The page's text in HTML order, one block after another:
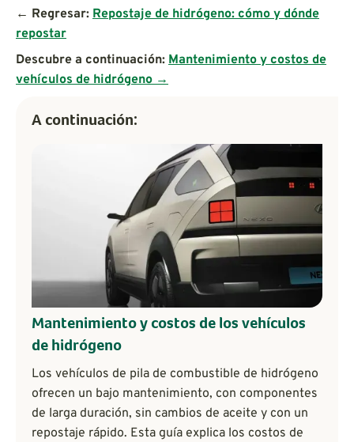
← Regresar: Repostaje de hidrógeno: cómo y dónde
repostar
Descubre a continuación: Mantenimiento y costos de
vehículos de hidrógeno →
A continuación:
Mantenimiento y costos de los vehículos
de hidrógeno
Los vehículos de pila de combustible de hidrógeno
ofrecen un bajo mantenimiento, con componentes
de larga duración, sin cambios de aceite y con un
repostaje rápido. Esta guía explica los costos de